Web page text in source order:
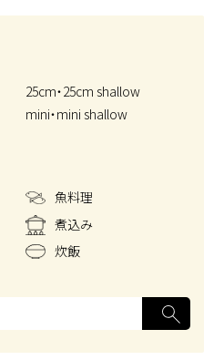
25cm・25cm shallow
mini・mini shallow
魚料理
煮込み
炊飯